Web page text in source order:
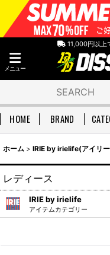
11,000円以上
メニュー
HOME BRAND
ホーム > IRIE by irielife(アイリ
レディース
IRIE by irielife
アイテムカテゴリー